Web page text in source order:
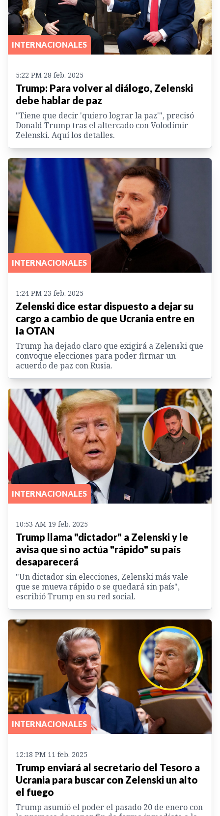
INTERNACIONALES
5:22 PM 28 feb. 2025
Trump: Para volver al diálogo, Zelenski
debe hablar de paz
"Tiene que decir 'quiero lograr la paz'", precisó
Donald Trump tras el altercado con Volodímir
Zelenski. Aquí los detalles.
INTERNACIONALES
1:24 PM 23 feb. 2025
Zelenski dice estar dispuesto a dejar su
cargo a cambio de que Ucrania entre en
la OTAN
Trump ha dejado claro que exigirá a Zelenski que
convoque elecciones para poder firmar un
acuerdo de paz con Rusia.
INTERNACIONALES
10:53 AM 19 feb. 2025
Trump llama "dictador" a Zelenski y le
avisa que si no actúa "rápido" su país
desaparecerá
"Un dictador sin elecciones, Zelenski más vale
que se mueva rápido o se quedará sin país",
escribió Trump en su red social.
INTERNACIONALES
12:18 PM 11 feb. 2025
Trump enviará al secretario del Tesoro a
Ucrania para buscar con Zelenski un alto
el fuego
Trump asumió el poder el pasado 20 de enero con